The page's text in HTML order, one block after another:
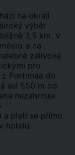
na okraji
výběr
3,5 km. V
a na
zálivové
pro
Portimaa do
asi 550 m od
nezahrnuje
a platí se přímo
hotelu.